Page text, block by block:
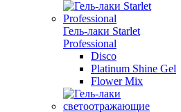
Гель-лаки Starlet
Professional
Disco
Platinum Shine Gel
Flower Mix